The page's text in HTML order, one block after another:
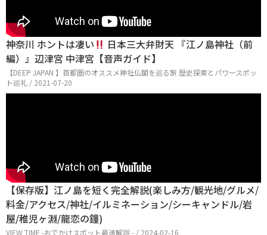
神奈川 ホントは凄い
日本三大弁財天 『江ノ島神社（前
編）』辺津宮 中津宮【音声ガイド】
【DEEP JAPAN 】首都圏のオススメ神社仏閣を巡る旅 歴史探索とパワースポッ
ト巡礼 / 2021-07-20
【保存版】江ノ島を短く完全解説(楽しみ方/観光地/グルメ/
料金/アクセス/神社/イルミネーション/シーキャンドル/岩
屋/稚児ヶ淵/龍恋の鐘)
VIEW TIME -おでかけスポット最速解説 - / 2024-02-16